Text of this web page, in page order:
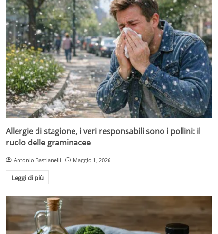
Allergie di stagione, i veri responsabili sono i pollini: il
ruolo delle graminacee
Antonio Bastianelli Maggio 1, 2026
Leggi di più